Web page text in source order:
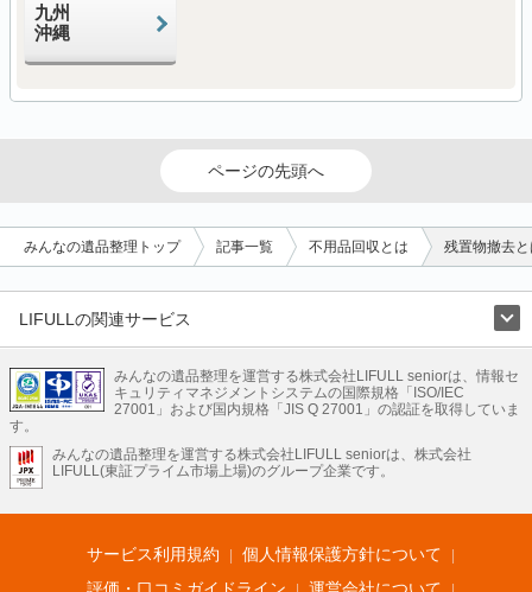
九州
沖縄
ページの先頭へ
みんなの遺品整理トップ 記事一覧 不用品回収とは 残置物撤去
LIFULLの関連サービス
不動産・住宅
引越し 老人ホーム 地方創生
ママの就労支援
不動産クラウドファンディング 遺品整理 老後の暮らし情報
LIFULL HOME'Sのサービス
不動産・住宅
不動産査定 マンション専門売却査定 不動産投資 アドバイザー
不動産アーカイブ
空き家バンク 家賃相場 不動産会社
不動産用語集 住まいのお役立ち情報
LIFULL HOME'S PRESS
不動産転職
みんなの遺品整理を運営する株式会社LIFULL seniorは、情報セ
キュリティマネジメントシステムの国際規格「ISO/IEC
27001」および国内規格「JIS Q 27001」の認証を取得していま
す。
みんなの遺品整理を運営する株式会社LIFULL seniorは、株式会社
LIFULL(東証プライム市場上場)のグループ企業です。
サービス利用規約
個人情報保護方針について
評価・口コミガイドライン
運営会社について